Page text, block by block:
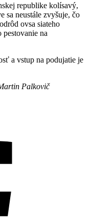
republike kolísavý,
sa neustále zvyšuje, čo
ovsa siateho
na
a vstup na podujatie je
Palkovič